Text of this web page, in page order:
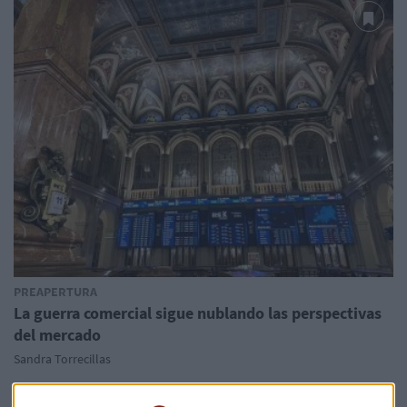
PREAPERTURA
La guerra comercial sigue nublando las perspectivas
del mercado
Sandra Torrecillas